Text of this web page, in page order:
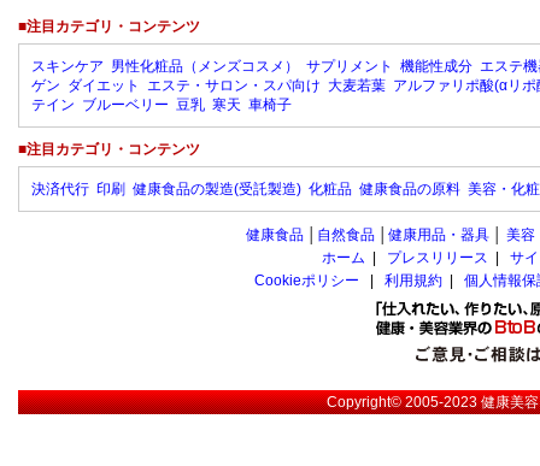
■注目カテゴリ・コンテンツ
スキンケア 男性化粧品（メンズコスメ） サプリメント 機能性成分 エステ
ゲン ダイエット エステ・サロン・スパ向け 大麦若葉 アルファリポ酸(αリポ
テイン ブルーベリー 豆乳 寒天 車椅子
■注目カテゴリ・コンテンツ
決済代行 印刷 健康食品の製造(受託製造) 化粧品 健康食品の原料 美容・化
健康食品 自然食品 健康用品・器具 美容
ホーム
プレスリリース
サ
Cookieポリシー
利用規約 個人情報
Copyright© 2005-2023健康美